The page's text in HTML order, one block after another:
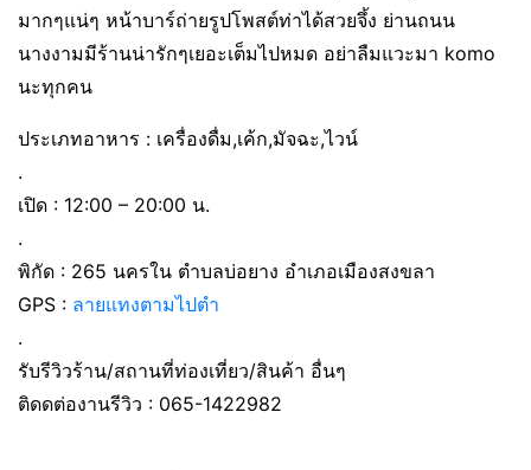
มากๆแน่ๆ หน้าบาร์ถ่ายรูปโพสต์ท่าได้สวยจึ้ง ย่านถนน
นางงามมีร้านน่ารักๆเยอะเต็มไปหมด อย่าลืมแวะมา komo
นะทุกคน
ประเภทอาหาร : เครื่องดื่ม,เค้ก,มัจฉะ,ไวน์
.
เปิด : 12:00 – 20:00 น.
.
พิกัด : 265 นครใน ตำบลบ่อยาง อำเภอเมืองสงขลา
GPS : ลายแทงตามไปตำ
.
รับรีวิวร้าน/สถานที่ท่องเที่ยว/สินค้า อื่นๆ
ติดดต่องานรีวิว : 065-1422982